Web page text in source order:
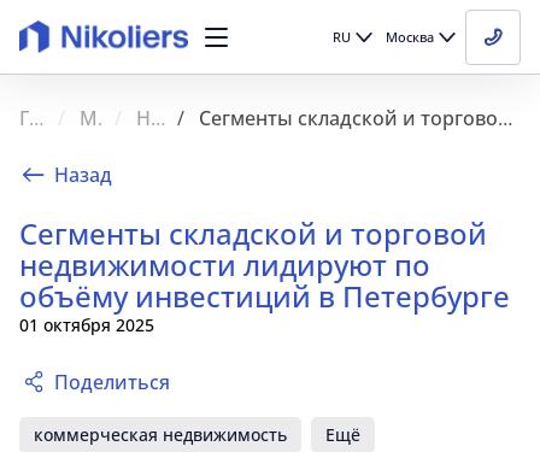
RU Москва
Главная Медиа Новости Сегменты складской и торговой недвижимости лидируют по объёму инвестиций в Петербурге
Назад
Сегменты складской и торговой
недвижимости лидируют по
объёму инвестиций в Петербурге
01 октября 2025
Поделиться
коммерческая недвижимость Ещё